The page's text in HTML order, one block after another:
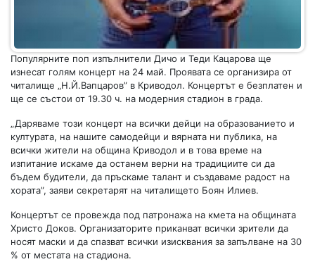
Популярните поп изпълнители Дичо и Теди Кацарова ще
изнесат голям концерт на 24 май. Проявата се организира от
читалище „Н.Й.Вапцаров” в Криводол. Концертът е безплатен и
ще се състои от 19.30 ч. на модерния стадион в града.
„Даряваме този концерт на всички дейци на образованието и
културата, на нашите самодейци и вярната ни публика, на
всички жители на община Криводол и в това време на
изпитание искаме да останем верни на традициите си да
бъдем будители, да пръскаме талант и създаваме радост на
хората”, заяви секретарят на читалището Боян Илиев.
Концертът се провежда под патронажа на кмета на общината
Христо Доков. Организаторите приканват всички зрители да
носят маски и да спазват всички изисквания за запълване на 30
% от местата на стадиона.